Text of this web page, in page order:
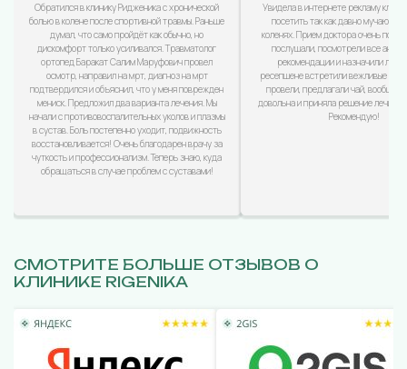
Обратился в клинику Ридженика с хронической
болью в колене после спортивной травмы. Раньше
думал, что само пройдёт как обычно, но
дискомфорт только усиливался. Травматолог
ортопед Баракат Салим Маруфович провел
осмотр, направил на мрт, диагноз на мрт
подтвердился и объяснил, что у меня поврежден
мениск. Предложил два варианта лечения. Мы
начали с противовоспалительных уколов и плазмы
в сустав. Боль постепенно уходит, подвижность
восстановливается! Очень благодарен врачу за
чуткость и профессионализм. Теперь знаю, куда
обращаться в случае проблем с суставами!
Увидела в интернете рекламу
посетить так как давно мучаюсь
коленях. Прием доктора очень
послушали, посмотрели все
рекомендации и назначили
ресепшене встретили вежливые
провели, предлагали чай, вообщем
довольна и приняла решение
Рекомендую!
СМОТРИТЕ БОЛЬШЕ ОТЗЫВОВ О
КЛИНИКЕ RIGENIKA